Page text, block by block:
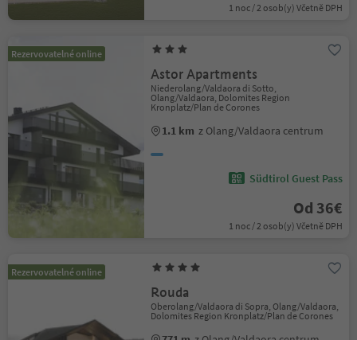
1 noc / 2 osob(y) Včetně DPH
Rezervovatelné online
Astor Apartments
Niederolang/Valdaora di Sotto,
Olang/Valdaora, Dolomites Region
Kronplatz/Plan de Corones
1.1 km z Olang/Valdaora centrum
Südtirol Guest Pass
Od 36€
1 noc / 2 osob(y) Včetně DPH
Rezervovatelné online
Rouda
Oberolang/Valdaora di Sopra, Olang/Valdaora,
Dolomites Region Kronplatz/Plan de Corones